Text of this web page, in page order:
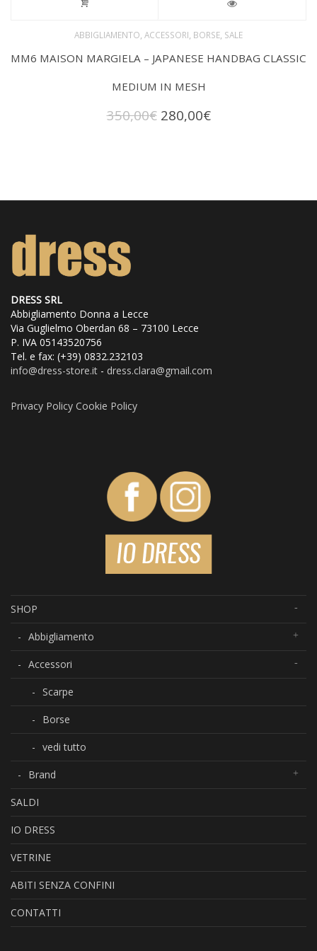
ABBIGLIAMENTO, ACCESSORI, BORSE, SALE
MM6 MAISON MARGIELA – JAPANESE HANDBAG CLASSIC
MEDIUM IN MESH
350,00€ Il
280,00€Il
DRESS SRL
Abbigliamento Donna a Lecce
Via Guglielmo Oberdan 68 – 73100 Lecce
P. IVA 05143520756
Tel. e fax: (+39) 0832.232103
info@dress-store.it - dress.clara@gmail.com
Privacy Policy Cookie Policy
SHOP
Abbigliamento
Accessori
Scarpe
Borse
vedi tutto
Brand
SALDI
IO DRESS
VETRINE
ABITI SENZA CONFINI
CONTATTI